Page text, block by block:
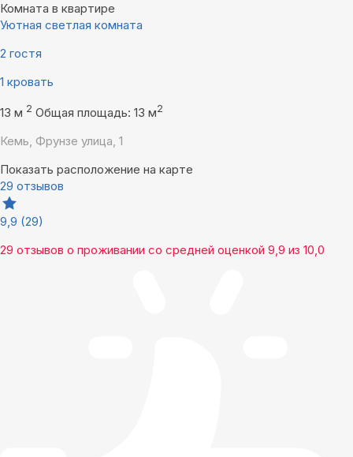
Комната в квартире
Уютная светлая комната
2 гостя
1 кровать
13 м 2 Общая площадь: 13 м2
Кемь, Фрунзе улица, 1
Показать расположение на карте
29 отзывов
9,9 (29)
29 отзывов о проживании со средней оценкой 9,9 из 10,0